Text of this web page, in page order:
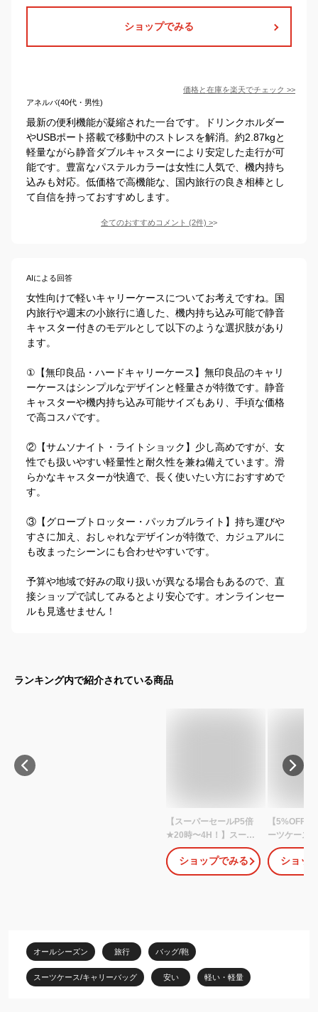
ショップでみる
価格と在庫を楽天でチェック >>
アネルバ(40代・男性)
最新の便利機能が凝縮された一台です。ドリンクホルダー
やUSBポート搭載で移動中のストレスを解消。約2.87kgと
軽量ながら静音ダブルキャスターにより安定した走行が可
能です。豊富なパステルカラーは女性に人気で、機内持ち
込みも対応。低価格で高機能な、国内旅行の良き相棒とし
て自信を持っておすすめします。
全てのおすすめコメント (2件) >
AIによる回答
女性向けで軽いキャリーケースについてお考えですね。国
内旅行や週末の小旅行に適した、機内持ち込み可能で静音
キャスター付きのモデルとして以下のような選択肢があり
ます。
①【無印良品・ハードキャリーケース】無印良品のキャリ
ーケースはシンプルなデザインと軽量さが特徴です。静音
キャスターや機内持ち込み可能サイズもあり、手頃な価格
で高コスパです。
②【サムソナイト・ライトショック】少し高めですが、女
性でも扱いやすい軽量性と耐久性を兼ね備えています。滑
らかなキャスターが快適で、長く使いたい方におすすめで
す。
③【グローブトロッター・パッカブルライト】持ち運びや
すさに加え、おしゃれなデザインが特徴で、カジュアルに
も改まったシーンにも合わせやすいです。
予算や地域で好みの取り扱いが異なる場合もあるので、直
接ショップで試してみるとより安心です。オンラインセー
ルも見逃せません！
ランキング内で紹介されている商品
【スーパーセールP5倍
★20時〜4H！】スーツ
ケース 機内持ち込み キ
ャリーケース キャリー
バッグ Mサイズ ストッ
人気 高評価 中型
TANOBI DHY03
ショップでみる
【5%OFF
ーツケース
イズ 多機能
しゃれ キャ
機内持ち込
ショッ
オールシーズン 旅行 バッグ/鞄
スーツケース/キャリーバッグ 安い 軽い・軽量